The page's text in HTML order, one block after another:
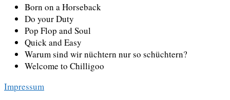
Born on a Horseback
Do your Duty
Pop Flop and Soul
Quick and Easy
Warum sind wir nüchtern nur so schüchtern?
Welcome to Chilligoo
Impressum